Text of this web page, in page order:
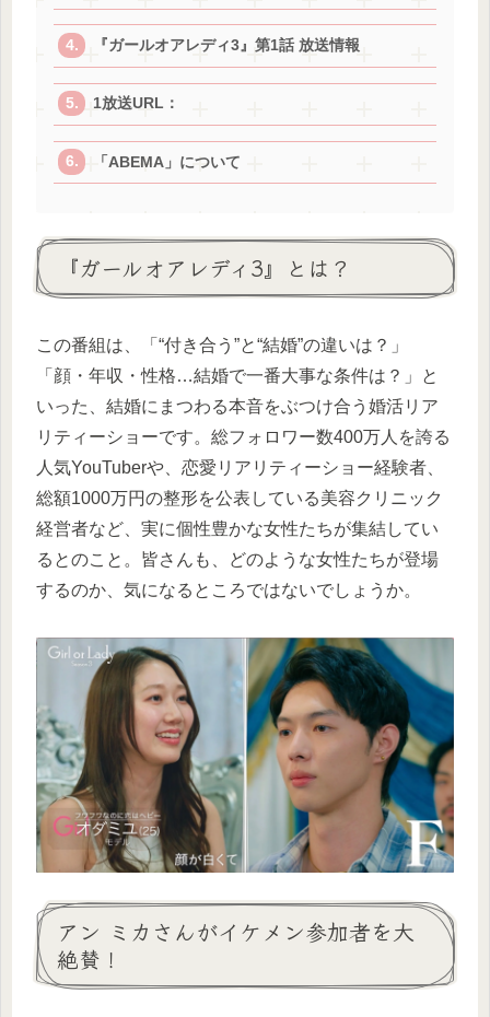
『ガールオアレディ3』第1話 放送情報
1放送URL：
「ABEMA」について
『ガールオアレディ3』とは？
この番組は、「“付き合う”と“結婚”の違いは？」
「顔・年収・性格…結婚で一番大事な条件は？」と
いった、結婚にまつわる本音をぶつけ合う婚活リア
リティーショーです。総フォロワー数400万人を誇る
人気YouTuberや、恋愛リアリティーショー経験者、
総額1000万円の整形を公表している美容クリニック
経営者など、実に個性豊かな女性たちが集結してい
るとのこと。皆さんも、どのような女性たちが登場
するのか、気になるところではないでしょうか。
アン ミカさんがイケメン参加者を大
絶賛！